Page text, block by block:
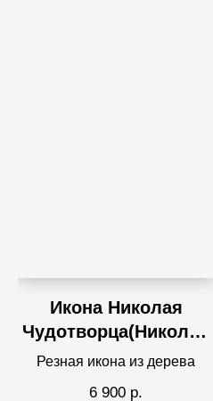
Икона Николая
Чудотворца(Николая
Угодника)
Резная икона из дерева
6 900 р.